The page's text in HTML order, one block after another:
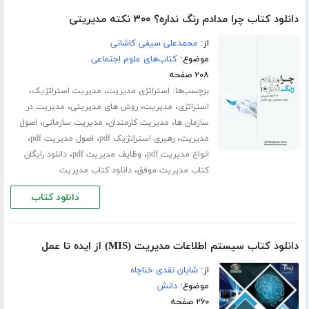
دانلود کتاب چرا مدادم رنگ نداره؟ ۳۰۰ نکته مدیریتی
از: محمدعلی سیفی کاشانی
موضوع:کتاب‌های علوم اجتماعی
۲۰۸ صفحه
برچسب‌ها: استراتژی مدیریت، مدیریت استراتژیک،
استراتژی، مدیریت،روش های مدیریتی، مدیریت در
سازمان ها، مدیریت کارمندان، مدیریت سازمانی، اصول
مدیریت،رهبری استراتژیک pdf ، اصول مدیریت pdf ،
انواع مدیریت pdf ، وظایف مدیریت pdf ،دانلود رایگان
کتاب مدیریت موفق،دانلود کتاب مدیریت
دانلود کتاب
دانلود کتاب سیستم اطلاعات مدیریت (MIS) از ایده تا عمل
از:شایان نقدی خناچاه
موضوع:دانش
۲۶۰ صفحه